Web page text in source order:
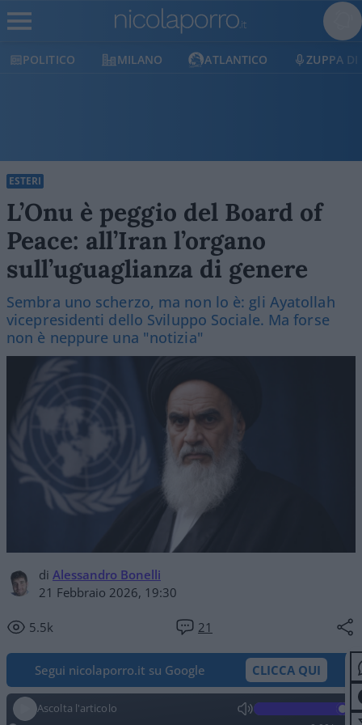
POLITICO MILANO ATLANTICO ZUPPA DI
ESTERI
L’Onu è peggio del Board of
Peace: all’Iran l’organo
sull’uguaglianza di genere
Sembra uno scherzo, ma non lo è: gli Ayatollah
vicepresidenti dello Sviluppo Sociale. Ma forse
non è neppure una "notizia"
di Alessandro Bonelli
21 Febbraio 2026, 19:30
5.5k 21
Segui nicolaporro.it su Google CLICCA QUI
Ascolta l'articolo